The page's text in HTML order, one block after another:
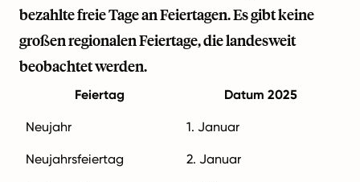
bezahlte freie Tage an Feiertagen. Es gibt keine
großen regionalen Feiertage, die landesweit
beobachtet werden.
Feiertag Datum 2025
Neujahr 1. Januar
Neujahrsfeiertag 2. Januar